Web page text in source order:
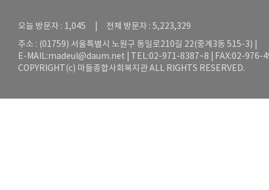
오늘 방문자 : 1,045 | 전체 방문자 : 5,223,329
주소 : (01759) 서울특별시 노원구 동일로210길 22(중계3동 515-3) |
E-MAIL:madeul@daum.net | TEL:02-971-8387~8 | FAX:02-976-
COPYRIGHT(c) 마들종합사회복지관 ALL RIGHTS RESERVED.